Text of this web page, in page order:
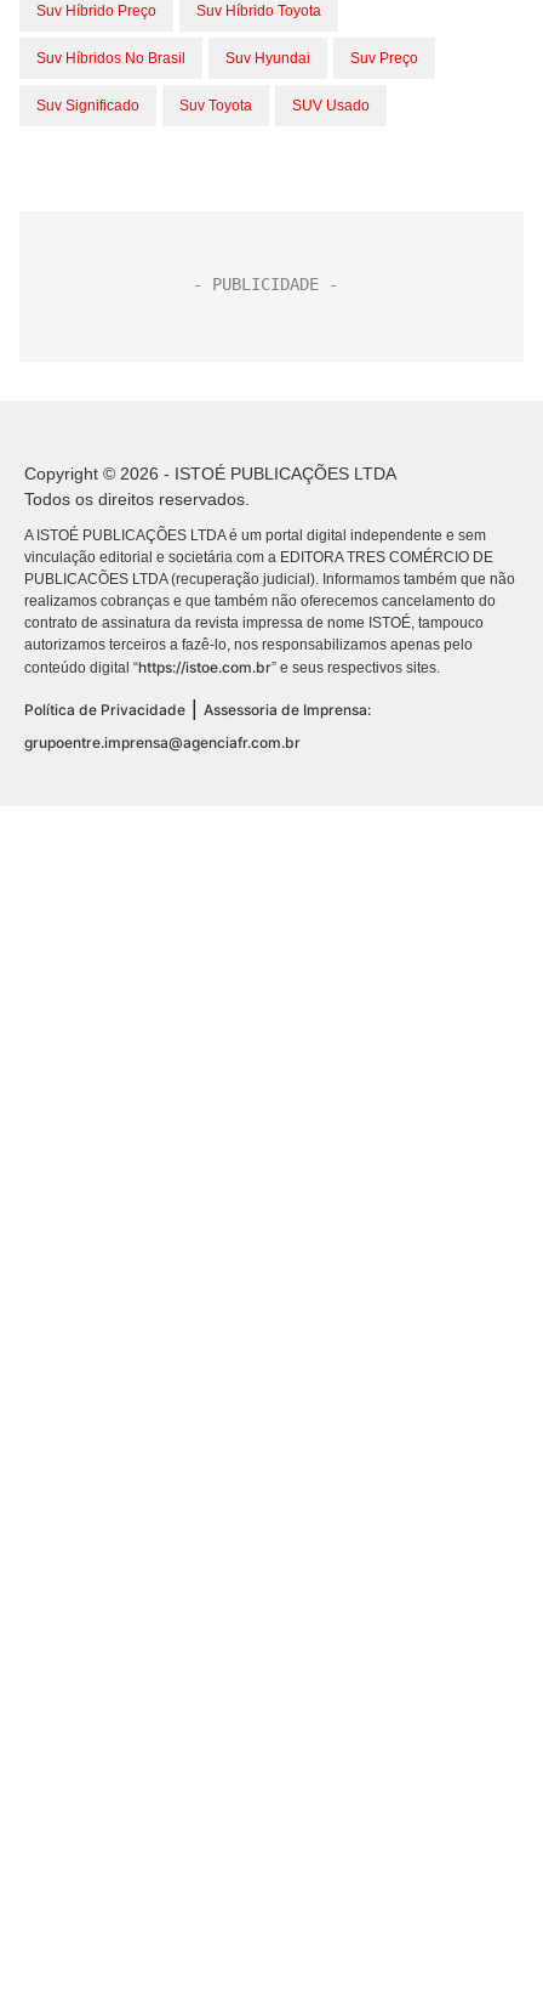
Suv Híbrido Preço Suv Híbrido Toyota
Suv Híbridos No Brasil Suv Hyundai Suv Preço
Suv Significado Suv Toyota SUV Usado
Copyright © 2026 - ISTOÉ PUBLICAÇÕES LTDA
Todos os direitos reservados.
A ISTOÉ PUBLICAÇÕES LTDA é um portal digital independente e sem
vinculação editorial e societária com a EDITORA TRES COMÉRCIO DE
PUBLICACÕES LTDA (recuperação judicial). Informamos também que não
realizamos cobranças e que também não oferecemos cancelamento do
contrato de assinatura da revista impressa de nome ISTOÉ, tampouco
autorizamos terceiros a fazê-lo, nos responsabilizamos apenas pelo
conteúdo digital “https://istoe.com.br” e seus respectivos sites.
Política de Privacidade | Assessoria de Imprensa:
grupoentre.imprensa@agenciafr.com.br